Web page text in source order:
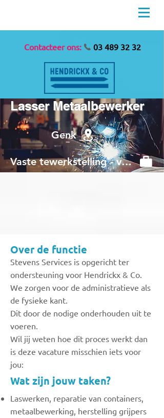
Contacteer ons: 03 489 32 32
Lasser Metaalbewerker
Genk
Vaste tewerkstelling - voltijds
Over de functie
Stevens Services is opgericht ter
ondersteuning voor Hendrickx & Co.
We zorgen voor de administratieve als
de fysieke kant.
Dit door de nodige onderhouden uit te
voeren.
Wil jij weten hoe dit proces werkt dan
is deze vacature misschien iets voor
jou:
Wat zijn jouw taken?
Laswerken, reparatie van containers,
metaalbewerking, herstelling grijpers